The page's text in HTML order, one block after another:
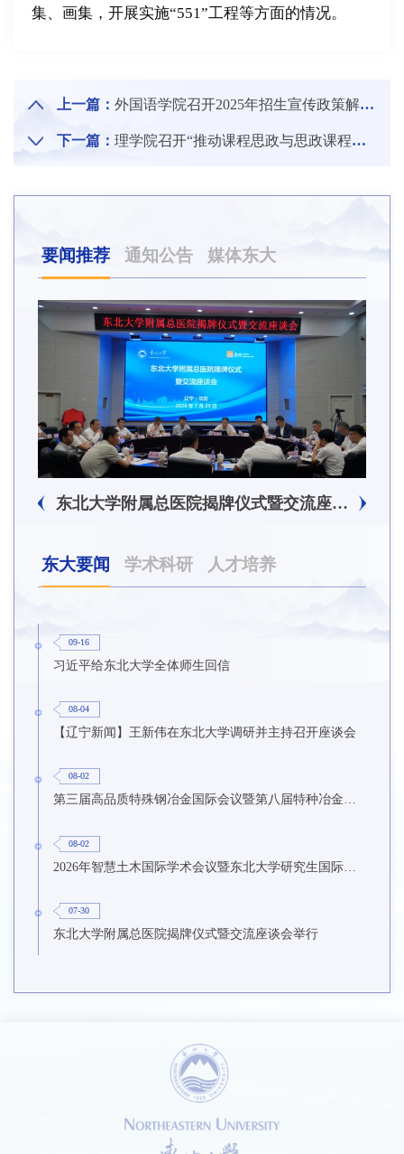
集、画集，开展实施“551”工程等方面的情况。
上一篇： 外国语学院召开2025年招生宣传政策解读会
下一篇： 理学院召开“推动课程思政与思政课程协同育人—基础学科课程思政研讨会”
要闻推荐 通知公告 媒体东大
东北大学附属总医院揭牌仪式暨交流座谈会举行
东大要闻 学术科研 人才培养
09-16
习近平给东北大学全体师生回信
08-04
【辽宁新闻】王新伟在东北大学调研并主持召开座谈会
08-02
第三届高品质特殊钢冶金国际会议暨第八届特种冶金技术学术会议在东北大学召开
08-02
2026年智慧土木国际学术会议暨东北大学研究生国际暑期学校第九期在东北大学召开
07-30
东北大学附属总医院揭牌仪式暨交流座谈会举行